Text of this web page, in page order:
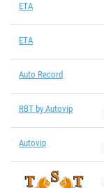
ETA
ETA
Auto Record
RBT by Autovip
Autovip